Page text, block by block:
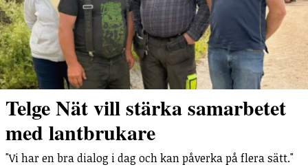
Telge Nät vill stärka samarbetet
med lantbrukare
"Vi har en bra dialog i dag och kan påverka på flera sätt."